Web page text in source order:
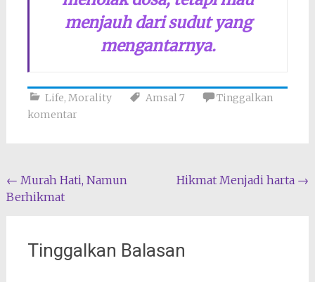
menjauh dari sudut yang
mengantarnya.
Life, Morality Amsal 7
Tinggalkan
komentar
Navigasi
pos
← Murah Hati, Namun
Berhikmat
Hikmat Menjadi harta →
Tinggalkan Balasan